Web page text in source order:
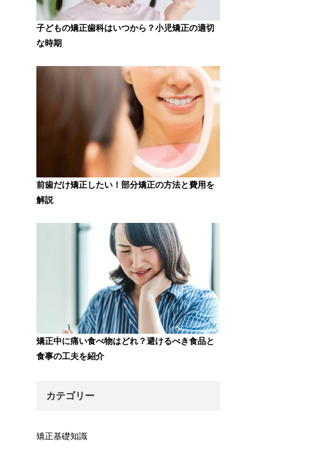
子どもの矯正歯科はいつから？小児矯正の適切
な時期
前歯だけ矯正したい！部分矯正の方法と費用を
解説
矯正中に痛い食べ物はどれ？避けるべき食品と
食事の工夫を紹介
カテゴリー
矯正基礎知識